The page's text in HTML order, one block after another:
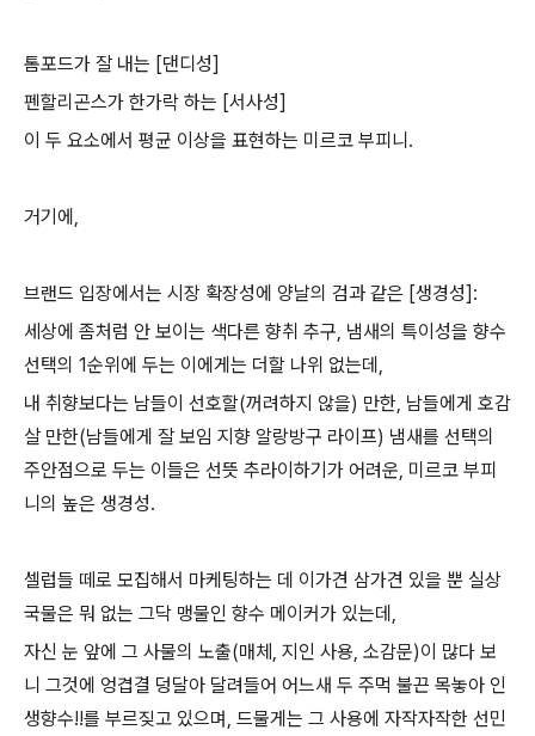
톰포드가 잘 내는 [댄디성]
펜할리곤스가 한가락 하는 [서사성]
이 두 요소에서 평균 이상을 표현하는 미르코 부피니.
거기에,
브랜드 입장에서는 시장 확장성에 양날의 검과 같은 [생경성]:
세상에 좀처럼 안 보이는 색다른 향취 추구, 냄새의 특이성을 향수
선택의 1순위에 두는 이에게는 더할 나위 없는데,
내 취향보다는 남들이 선호할(꺼려하지 않을) 만한, 남들에게 호감
살 만한(남들에게 잘 보임 지향 알랑방구 라이프) 냄새를 선택의
주안점으로 두는 이들은 선뜻 추라이하기가 어려운, 미르코 부피
니의 높은 생경성.
셀럽들 떼로 모집해서 마케팅하는 데 이가견 삼가견 있을 뿐 실상
국물은 뭐 없는 그닥 맹물인 향수 메이커가 있는데,
자신 눈 앞에 그 사물의 노출(매체, 지인 사용, 소감문)이 많다 보
니 그것에 엉겹결 덩달아 달려들어 어느새 두 주먹 불끈 목놓아 인
생향수!!를 부르짖고 있으며, 드물게는 그 사용에 자작자작한 선민